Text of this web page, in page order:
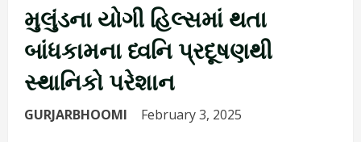
મુલુંડના યોગી હિલ્સમાં થતા
બાંધકામના ધ્વનિ પ્રદૂષણથી
સ્થાનિકો પરેશાન
GURJARBHOOMI February 3, 2025